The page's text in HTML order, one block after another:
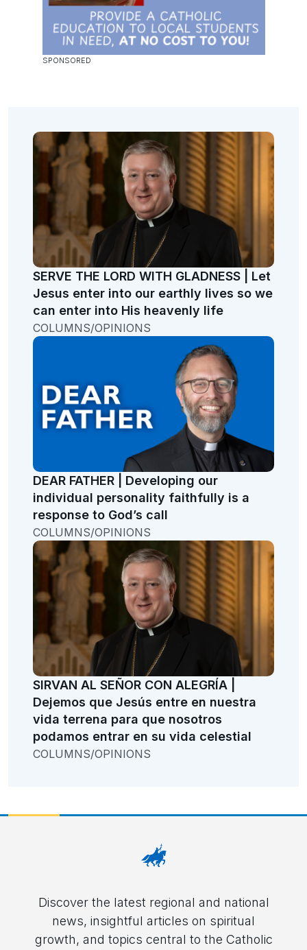
SERVE THE LORD WITH GLADNESS | Let
Jesus enter into our earthly lives so we
can enter into His heavenly life
COLUMNS/OPINIONS
DEAR FATHER | Developing our
individual personality faithfully is a
response to God’s call
COLUMNS/OPINIONS
SIRVAN AL SEÑOR CON ALEGRÍA |
Dejemos que Jesús entre en nuestra
vida terrena para que nosotros
podamos entrar en su vida celestial
COLUMNS/OPINIONS
Discover the latest regional and national
news, insightful articles on spiritual
growth, and topics central to the Catholic